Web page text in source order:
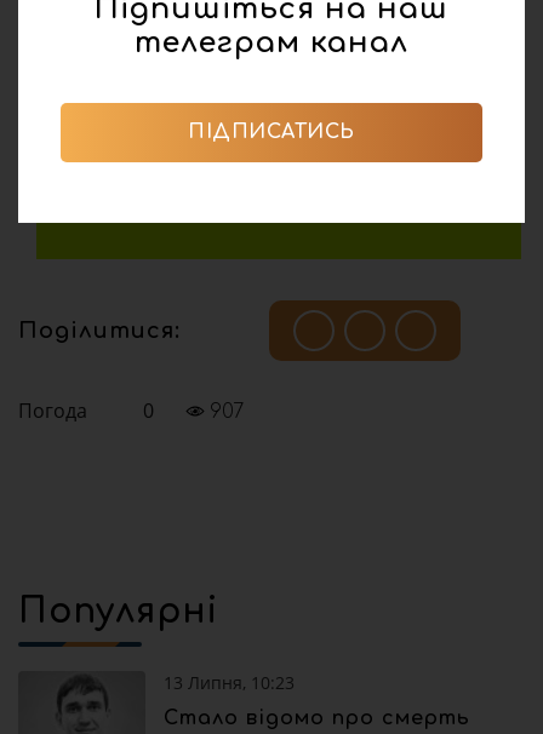
Поділитися:
Погода 0 907
Популярні
13 Липня, 10:23
Стало відомо про смерть
Підпишіться на наш
телеграм канал
ПІДПИСАТИСЬ